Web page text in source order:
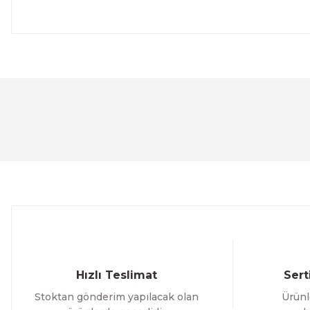
Hızlı Teslimat
Stoktan gönderim yapılacak olan